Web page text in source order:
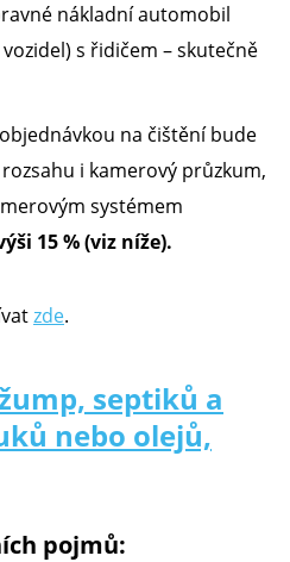
nákladní automobil
s řidičem – skutečně
na čištění bude
i kamerový průzkum,
systémem
15 % (viz níže).
zde.
septiků a
nebo olejů,
pojmů: